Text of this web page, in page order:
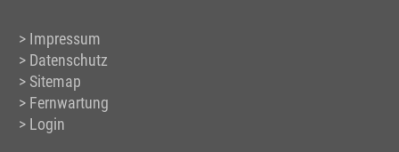
Impressum
Datenschutz
Sitemap
Fernwartung
Login